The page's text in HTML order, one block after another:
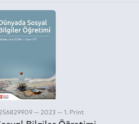
— 2023 — 1. Print